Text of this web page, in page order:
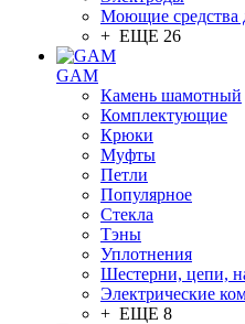
Моющие средства
+ ЕЩЕ 26
GAM
Камень шамотный
Комплектующие
Крюки
Муфты
Петли
Популярное
Стекла
Тэны
Уплотнения
Шестерни, цепи,
Электрические
+ ЕЩЕ 8